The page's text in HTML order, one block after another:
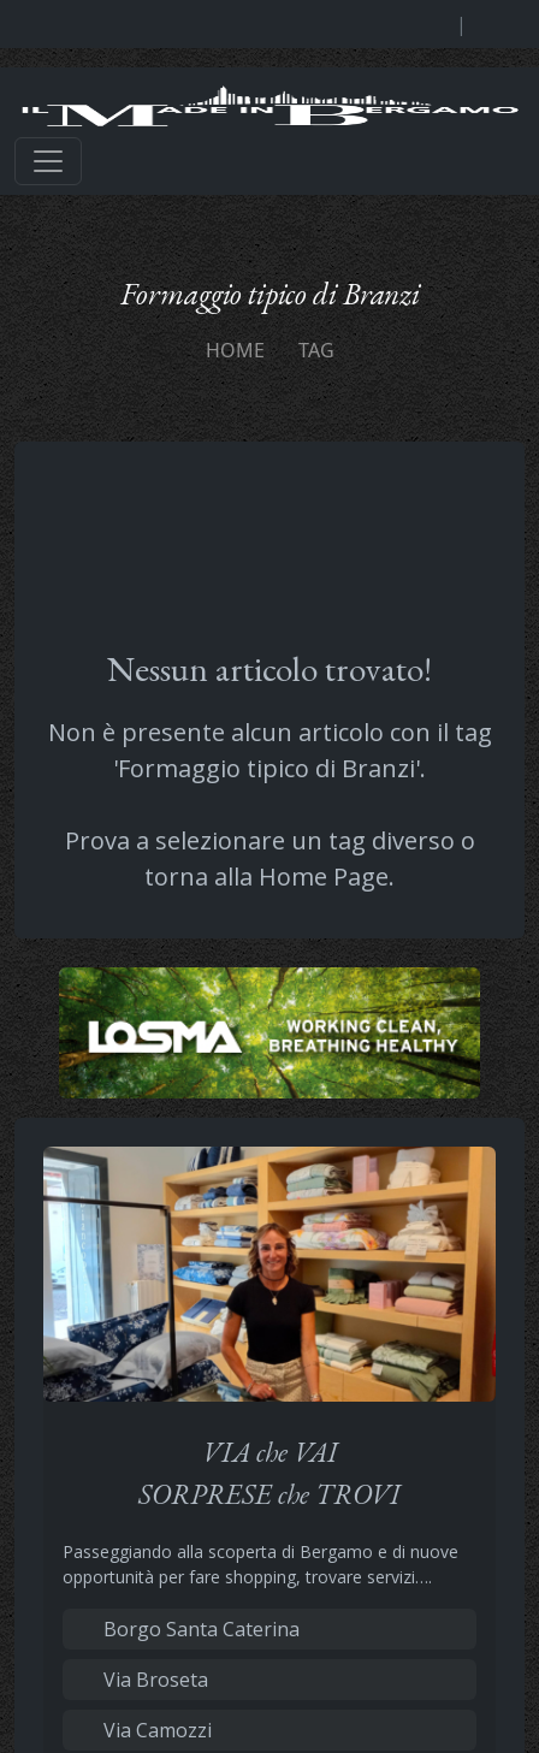
|
Formaggio tipico di Branzi
HOME TAG
Nessun articolo trovato!
Non è presente alcun articolo con il tag
'Formaggio tipico di Branzi'.
Prova a selezionare un tag diverso o
torna alla Home Page.
VIA che VAI
SORPRESE che TROVI
Passeggiando alla scoperta di Bergamo e di nuove
opportunità per fare shopping, trovare servizi….
Borgo Santa Caterina
Via Broseta
Via Camozzi